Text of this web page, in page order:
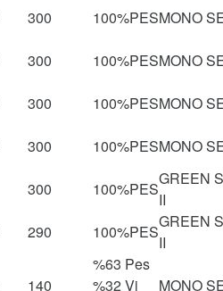
300 100%PESMONO
300 100%PESMONO
300 100%PESMONO
300 100%PESMONO
300 100%PES
GREEN
II
290 100%PES
GREEN
II
140
%63 Pes
%32 Vi
MONO